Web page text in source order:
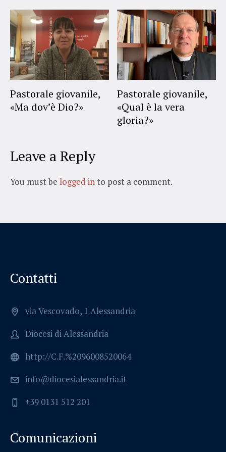
Pastorale giovanile,
«Ma dov’è Dio?»
Pastorale giovanile,
«Qual è la vera
gloria?»
Leave a Reply
You must be logged into post a comment.
Contatti
via Vescovado, 1 Alessandria
Diocesi di Alessandria
http://C.F.%2096008520064
info@diocesialessandria.it
+39 0131 512 201
Comunicazioni